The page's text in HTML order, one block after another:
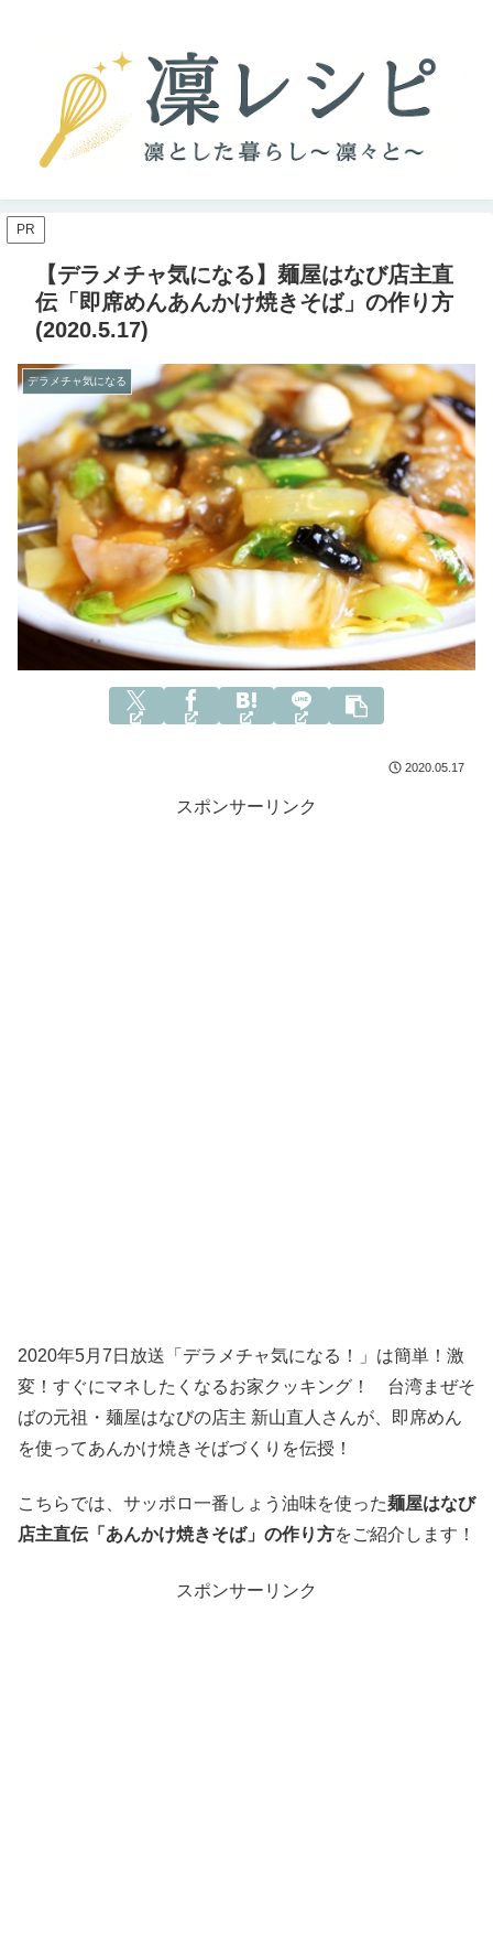
PR
【デラメチャ気になる】麺屋はなび店主直
伝「即席めんあんかけ焼きそば」の作り方
(2020.5.17)
デラメチャ気になる
2020.05.17
スポンサーリンク
2020年5月7日放送「デラメチャ気になる！」は簡単！激
変！すぐにマネしたくなるお家クッキング！ 台湾まぜそ
ばの元祖・麺屋はなびの店主 新山直人さんが、即席めん
を使ってあんかけ焼きそばづくりを伝授！
こちらでは、サッポロ一番しょう油味を使った麺屋はなび
店主直伝「あんかけ焼きそば」の作り方をご紹介します！
スポンサーリンク